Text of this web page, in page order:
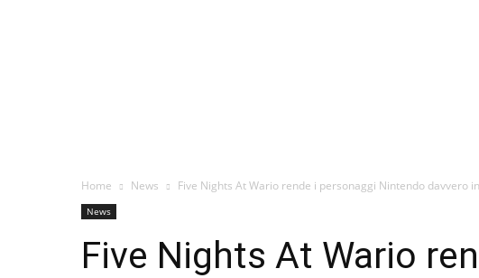
Home News Five Nights At Wario rende i personaggi Nintendo davvero
News
Five Nights At Wario